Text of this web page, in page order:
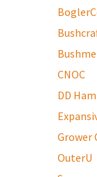
CNOC
DD
Grower
OuterU